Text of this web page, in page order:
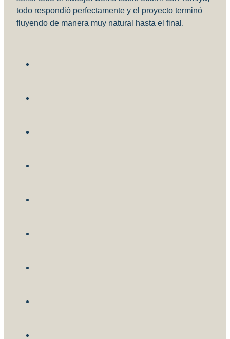
todo respondió perfectamente y el proyecto terminó
fluyendo de manera muy natural hasta el final.